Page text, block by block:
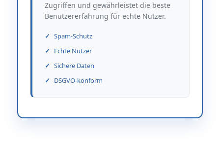
Zugriffen und gewährleistet die beste
Benutzererfahrung für echte Nutzer.
Spam-Schutz
Echte Nutzer
Sichere Daten
DSGVO-konform